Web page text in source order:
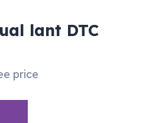
lant DTC
price